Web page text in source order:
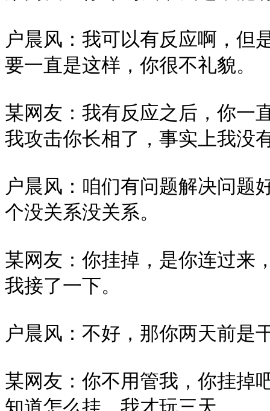
户晨风：我可以有反应啊，但
要一直是这样，你很不礼貌。
某网友：我有反应之后，你一
我攻击你长相了，事实上我没
户晨风：咱们有问题解决问题
个没关系没关系。
某网友：你挂掉，是你连过来
我接了一下。
户晨风：不好，那你两天前是
某网友：你不用管我，你挂掉